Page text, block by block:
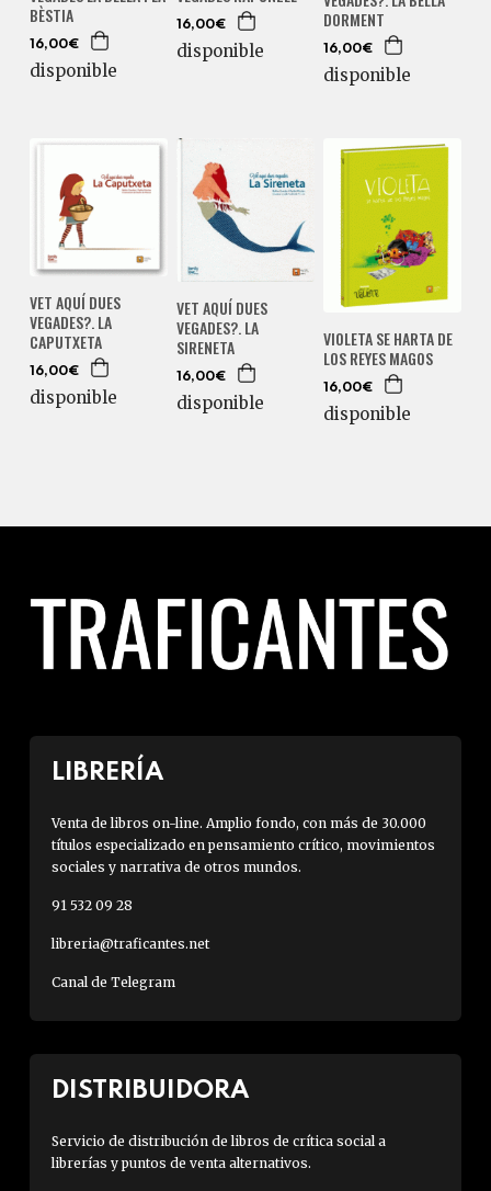
BÈSTIA
16,00€
disponible
16,00€
disponible
DORMENT
16,00€
disponible
VET AQUÍ DUES
VEGADES?. LA
CAPUTXETA
16,00€
disponible
VET AQUÍ DUES
VEGADES?. LA
SIRENETA
16,00€
disponible
VIOLETA SE HARTA DE
LOS REYES MAGOS
16,00€
disponible
LIBRERÍA
Venta de libros on-line. Amplio fondo, con más de 30.000
títulos especializado en pensamiento crítico, movimientos
sociales y narrativa de otros mundos.
91 532 09 28
libreria@traficantes.net
Canal de Telegram
DISTRIBUIDORA
Servicio de distribución de libros de crítica social a
librerías y puntos de venta alternativos.